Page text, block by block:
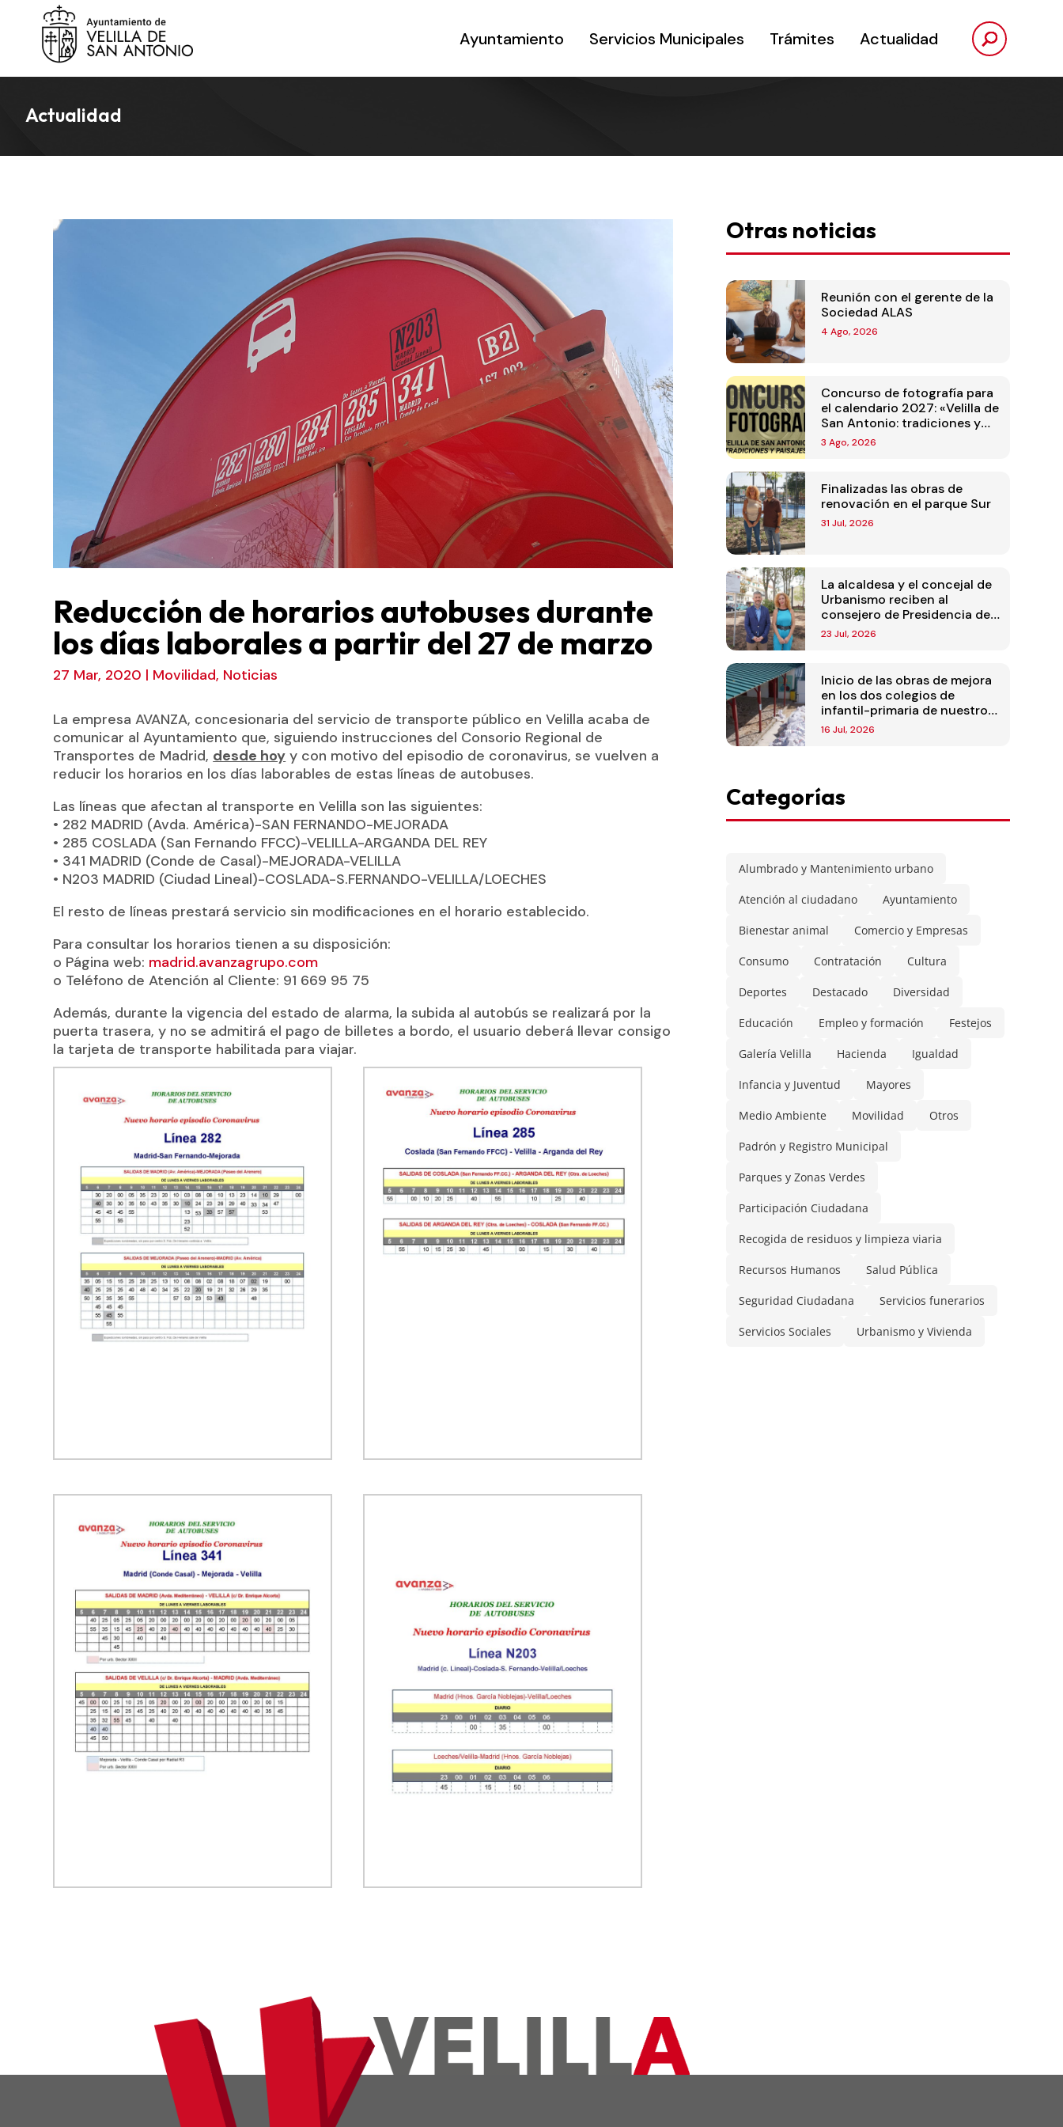
Ayuntamiento Servicios Municipales Trámites Actualidad
Actualidad
Reducción de horarios autobuses durante
los días laborales a partir del 27 de marzo
27 Mar, 2020 | Movilidad, Noticias
La empresa AVANZA, concesionaria del servicio de transporte público en Velilla acaba de
comunicar al Ayuntamiento que, siguiendo instrucciones del Consorio Regional de
Transportes de Madrid, desde hoy y con motivo del episodio de coronavirus, se vuelven a
reducir los horarios en los días laborables de estas líneas de autobuses.
Las líneas que afectan al transporte en Velilla son las siguientes:
• 282 MADRID (Avda. América)-SAN FERNANDO-MEJORADA
• 285 COSLADA (San Fernando FFCC)-VELILLA-ARGANDA DEL REY
• 341 MADRID (Conde de Casal)-MEJORADA-VELILLA
• N203 MADRID (Ciudad Lineal)-COSLADA-S.FERNANDO-VELILLA/LOECHES
El resto de líneas prestará servicio sin modificaciones en el horario establecido.
Para consultar los horarios tienen a su disposición:
o Página web: madrid.avanzagrupo.com
o Teléfono de Atención al Cliente: 91 669 95 75
Además, durante la vigencia del estado de alarma, la subida al autobús se realizará por la
puerta trasera, y no se admitirá el pago de billetes a bordo, el usuario deberá llevar consigo
la tarjeta de transporte habilitada para viajar.
Otras noticias
Reunión con el gerente de la
Sociedad ALAS
4 Ago, 2026
Concurso de fotografía para
el calendario 2027: «Velilla de
San Antonio: tradiciones y
paisajes»
3 Ago, 2026
Finalizadas las obras de
renovación en el parque Sur
31 Jul, 2026
La alcaldesa y el concejal de
Urbanismo reciben al
consejero de Presidencia de
la Comunidad de Madrid
23 Jul, 2026
Inicio de las obras de mejora
en los dos colegios de
infantil-primaria de nuestro
municipio
16 Jul, 2026
Categorías
Alumbrado y Mantenimiento urbano
Atención al ciudadano Ayuntamiento
Bienestar animal Comercio y Empresas
Consumo Contratación Cultura
Deportes Destacado Diversidad
Educación Empleo y formación Festejos
Galería Velilla Hacienda Igualdad
Infancia y Juventud Mayores
Medio Ambiente Movilidad Otros
Padrón y Registro Municipal
Parques y Zonas Verdes
Participación Ciudadana
Recogida de residuos y limpieza viaria
Recursos Humanos Salud Pública
Seguridad Ciudadana Servicios funerarios
Servicios Sociales Urbanismo y Vivienda